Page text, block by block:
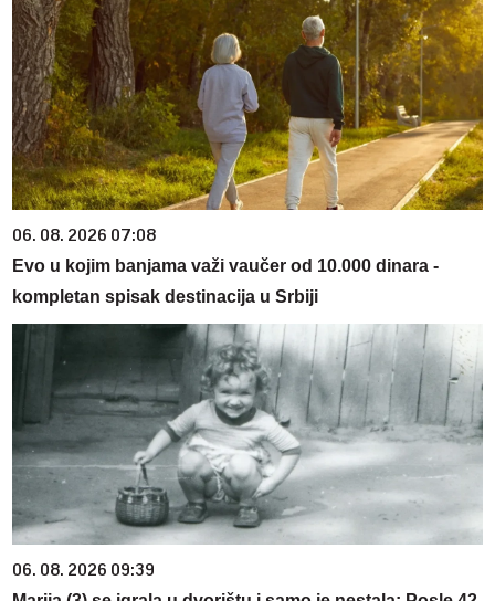
06. 08. 2026 07:08
Evo u kojim banjama važi vaučer od 10.000 dinara -
kompletan spisak destinacija u Srbiji
06. 08. 2026 09:39